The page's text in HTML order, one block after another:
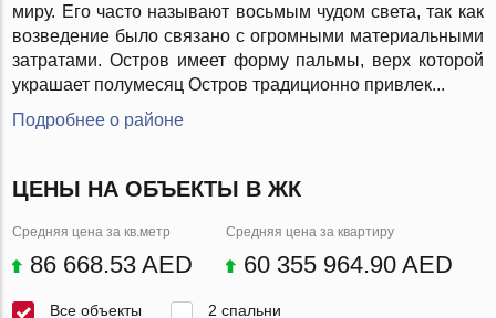
миру. Его часто называют восьмым чудом света, так как
возведение было связано с огромными материальными
затратами. Остров имеет форму пальмы, верх которой
украшает полумесяц Остров традиционно привлек...
Подробнее о районе
ЦЕНЫ НА ОБЪЕКТЫ В ЖК
Средняя цена за кв.метр
86 668.53 AED
Средняя цена за квартиру
60 355 964.90 AED
Все объекты 2 спальни